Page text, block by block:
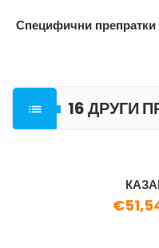
Специфични препратки

16 ДРУГИ